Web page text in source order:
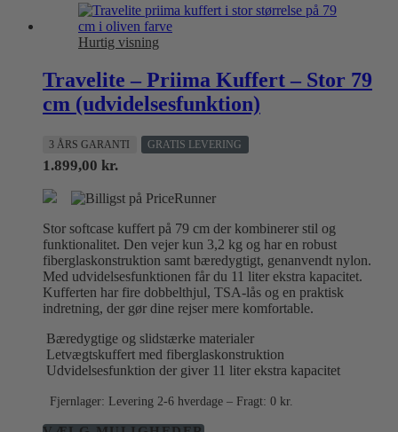
Hurtig visning
Travelite – Priima Kuffert – Stor 79
cm (udvidelsesfunktion)
3 ÅRS GARANTI GRATIS LEVERING
1.899,00 kr.
Stor softcase kuffert på 79 cm der kombinerer stil og
funktionalitet. Den vejer kun 3,2 kg og har en robust
fiberglaskonstruktion samt bæredygtigt, genanvendt nylon.
Med udvidelsesfunktionen får du 11 liter ekstra kapacitet.
Kufferten har fire dobbelthjul, TSA-lås og en praktisk
indretning, der gør dine rejser mere komfortable.
Bæredygtige og slidstærke materialer
Letvægtskuffert med fiberglaskonstruktion
Udvidelsesfunktion der giver 11 liter ekstra kapacitet
Fjernlager: Levering 2-6 hverdage – Fragt: 0 kr.